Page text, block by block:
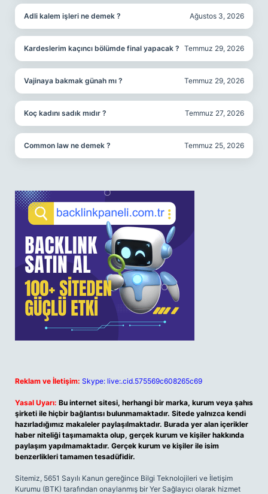
Adli kalem işleri ne demek ? Ağustos 3, 2026
Kardeslerim kaçıncı bölümde final yapacak ? Temmuz 29, 2026
Vajinaya bakmak günah mı ? Temmuz 29, 2026
Koç kadını sadık mıdır ? Temmuz 27, 2026
Common law ne demek ? Temmuz 25, 2026
Reklam ve İletişim: Skype: live:.cid.575569c608265c69
Yasal Uyarı: Bu internet sitesi, herhangi bir marka, kurum veya şahıs
şirketi ile hiçbir bağlantısı bulunmamaktadır. Sitede yalnızca kendi
hazırladığımız makaleler paylaşılmaktadır. Burada yer alan içerikler
haber niteliği taşımamakta olup, gerçek kurum ve kişiler hakkında
paylaşım yapılmamaktadır. Gerçek kurum ve kişiler ile isim
benzerlikleri tamamen tesadüfidir.
Sitemiz, 5651 Sayılı Kanun gereğince Bilgi Teknolojileri ve İletişim
Kurumu (BTK) tarafından onaylanmış bir Yer Sağlayıcı olarak hizmet